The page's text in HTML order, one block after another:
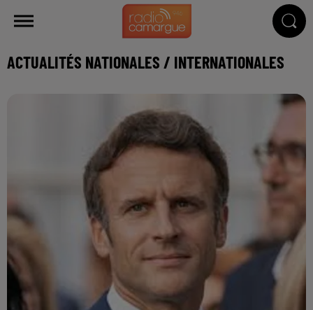
ACTUALITÉS NATIONALES / INTERNATIONALES